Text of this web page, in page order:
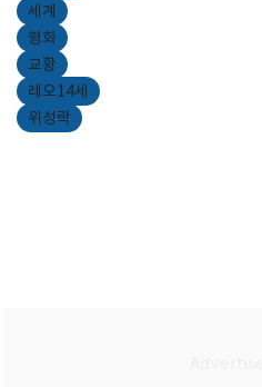
세계
평화
교황
레오14세
위성락